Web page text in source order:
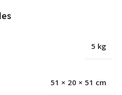
5 kg
51 × 20 × 51 cm